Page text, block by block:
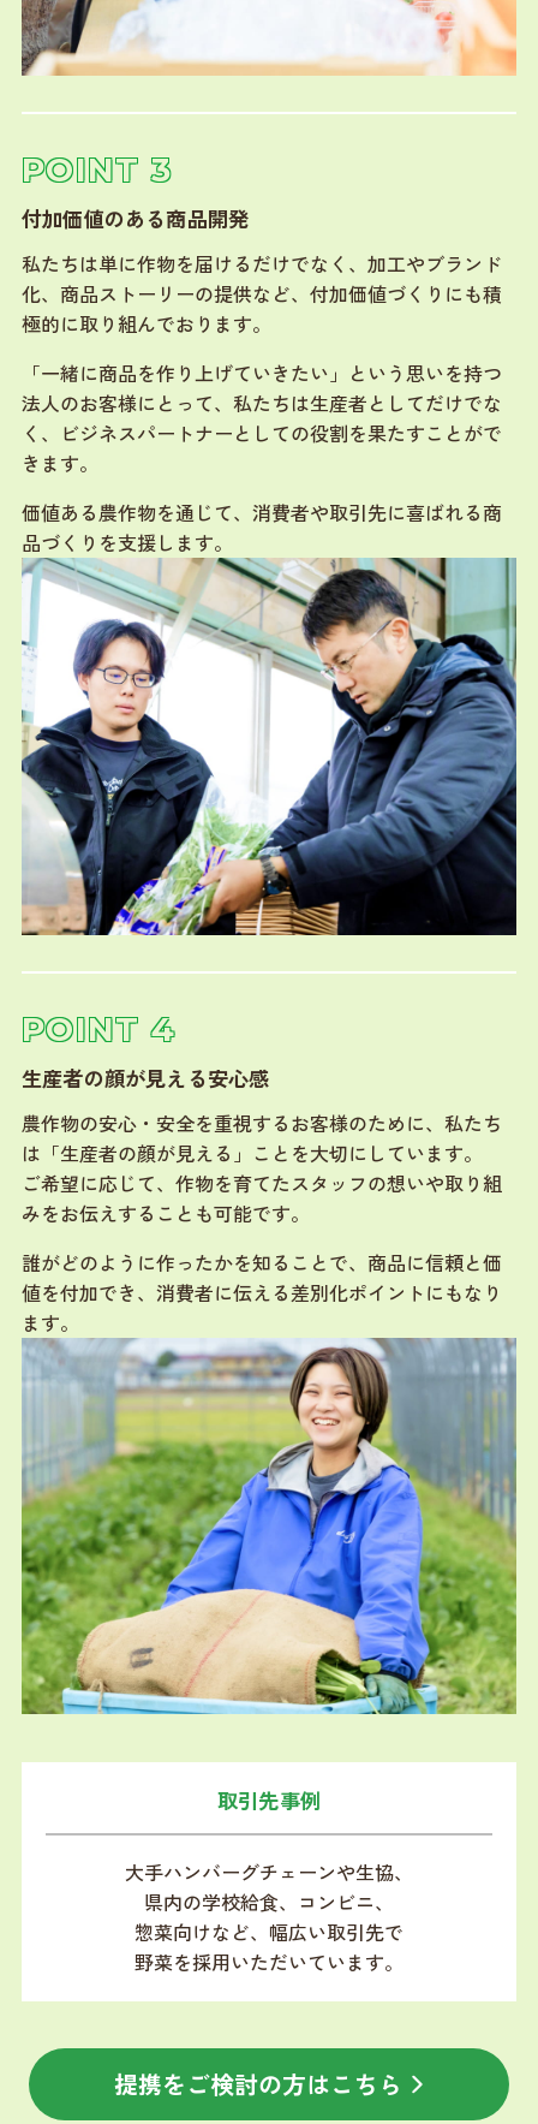
POINT 3
付加価値のある商品開発
私たちは単に作物を届けるだけでなく、加工やブランド
化、商品ストーリーの提供など、付加価値づくりにも積
極的に取り組んでおります。
「一緒に商品を作り上げていきたい」という思いを持つ
法人のお客様にとって、私たちは生産者としてだけでな
く、ビジネスパートナーとしての役割を果たすことがで
きます。
価値ある農作物を通じて、消費者や取引先に喜ばれる商
品づくりを支援します。
POINT 4
生産者の顔が見える安心感
農作物の安心・安全を重視するお客様のために、私たち
は「生産者の顔が見える」ことを大切にしています。
ご希望に応じて、作物を育てたスタッフの想いや取り組
みをお伝えすることも可能です。
誰がどのように作ったかを知ることで、商品に信頼と価
値を付加でき、消費者に伝える差別化ポイントにもなり
ます。
取引先事例
大手ハンバーグチェーンや生協、
県内の学校給食、コンビニ、
惣菜向けなど、 幅広い取引先で
野菜を採用いただいています。
提携をご検討の方はこちら